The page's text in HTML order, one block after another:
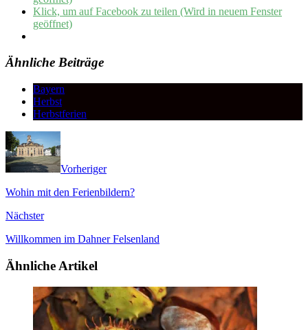
Klick, um auf Facebook zu teilen (Wird in neuem Fenster
geöffnet)
Ähnliche Beiträge
Bayern
Herbst
Herbstferien
Vorheriger
Wohin mit den Ferienbildern?
Nächster
Willkommen im Dahner Felsenland
Ähnliche Artikel